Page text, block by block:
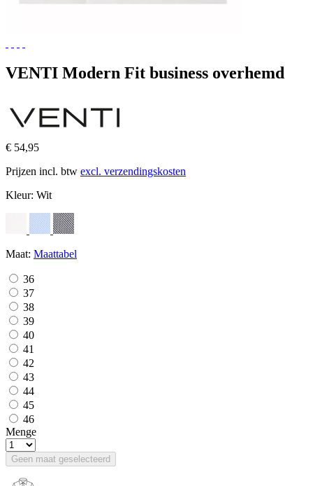
VENTI Modern Fit business overhemd
€ 54,95
Prijzen incl. btw excl. verzendingskosten
Kleur: Wit
Maat: Maattabel
36
37
38
39
40
41
42
43
44
45
46
Menge
Geen maat geselecteerd